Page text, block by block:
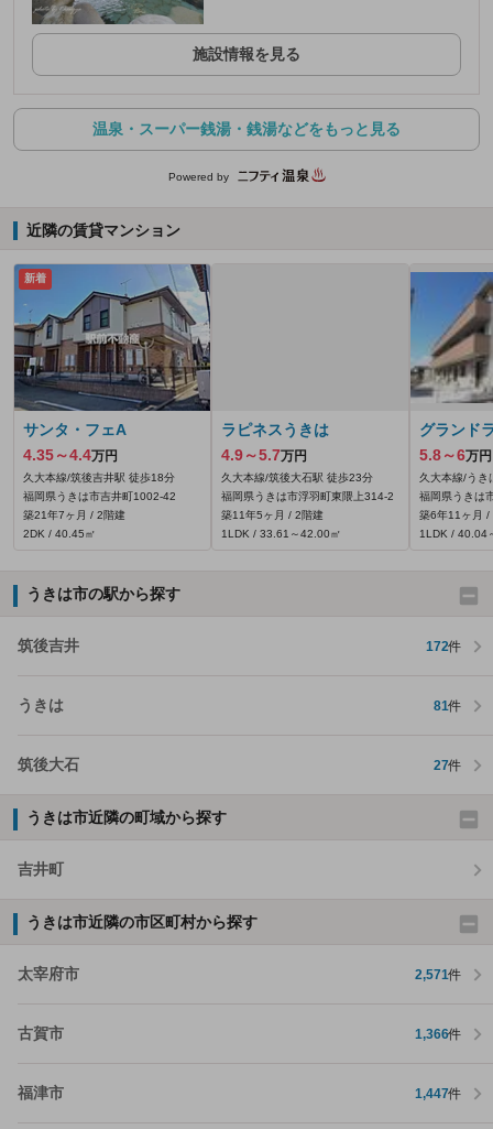
施設情報を見る
温泉・スーパー銭湯・銭湯などをもっと見る
Powered by
近隣の賃貸マンション
新着
サンタ・フェA
4.35～4.4万円
久大本線/筑後吉井駅 徒歩18分
福岡県うきは市吉井町1002‐42
築21年7ヶ月 / 2階建
2DK / 40.45㎡
ラピネスうきは
4.9～5.7万円
久大本線/筑後大石駅 徒歩23分
福岡県うきは市浮羽町東隈上314‐2
築11年5ヶ月 / 2階建
1LDK / 33.61～42.00㎡
グランド
5.8～6万円
久大本線/うき
福岡県うきは
築6年11ヶ月 /
1LDK / 40.04
うきは市の駅から探す
筑後吉井 172件
うきは 81件
筑後大石 27件
うきは市近隣の町域から探す
吉井町
うきは市近隣の市区町村から探す
太宰府市 2,571件
古賀市 1,366件
福津市 1,447件